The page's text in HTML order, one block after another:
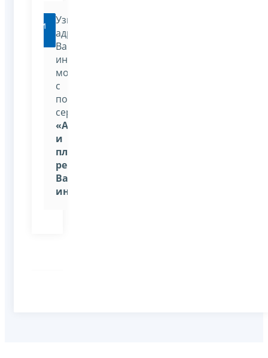
Перейти
Узнать
адрес
Вашей
инспекции
можно
с
помощью
сервиса:
«Адрес
и
платежные
реквизиты
Вашей
инспекции»